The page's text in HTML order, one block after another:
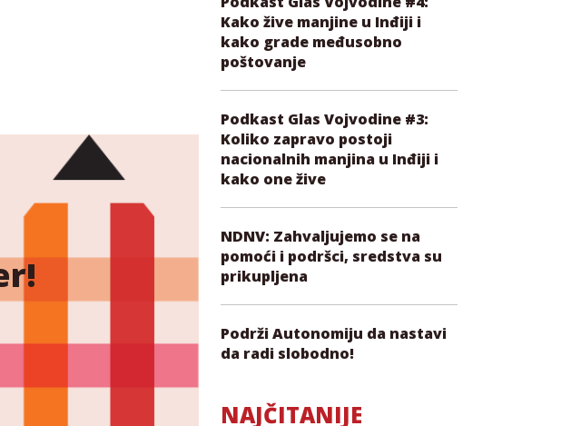
Kako žive manjine u Inđiji i
kako grade međusobno
poštovanje
Podkast Glas Vojvodine #3:
Koliko zapravo postoji
nacionalnih manjina u Inđiji i
kako one žive
NDNV: Zahvaljujemo se na
pomoći i podršci, sredstva su
prikupljena
Podrži Autonomiju da nastavi
da radi slobodno!
NAJČITANIJE